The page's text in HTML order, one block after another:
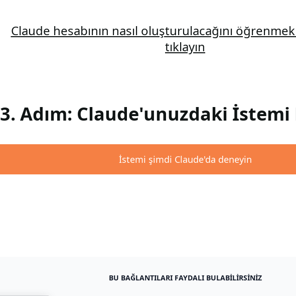
Claude hesabının nasıl oluşturulacağını
tıklayın
3. Adım: Claude'unuzdaki İstemi
İstemi şimdi Claude'da deneyin
BU BAĞLANTILARI FAYDALI BULABILIRSINIZ